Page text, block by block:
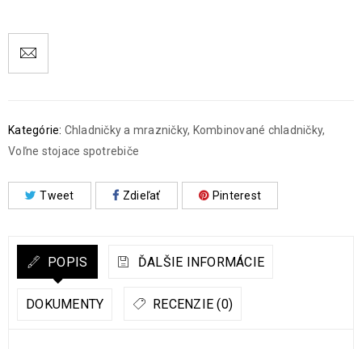
Kategórie: Chladničky a mrazničky, Kombinované chladničky,
Voľne stojace spotrebiče
Tweet Zdieľať Pinterest
POPIS ĎALŠIE INFORMÁCIE
DOKUMENTY RECENZIE (0)